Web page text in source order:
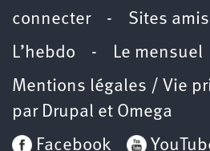
connecter- Sites amis
L’hebdo - Le mensuel
Mentions légales / Vie
par Drupal et Omega
Facebook